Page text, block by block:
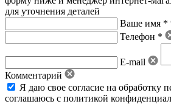
для уточнения деталей
Ваше имя *
Телефон *
E-mail
Комментарий
Я даю свое согласие на обработку
соглашаюсь с политикой